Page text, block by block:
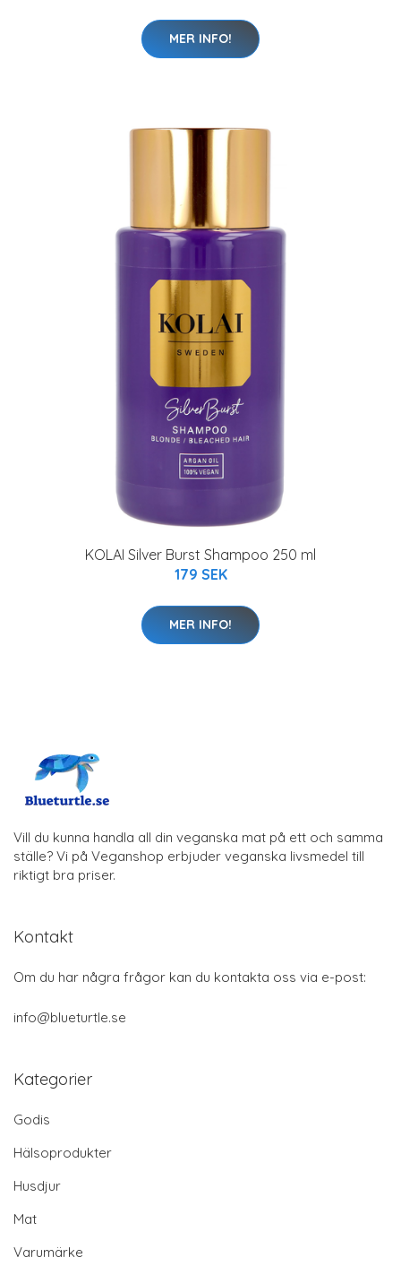
MER INFO!
KOLAI Silver Burst Shampoo 250 ml
179 SEK
MER INFO!
Vill du kunna handla all din veganska mat på ett och samma
ställe? Vi på Veganshop erbjuder veganska livsmedel till
riktigt bra priser.
Kontakt
Om du har några frågor kan du kontakta oss via e-post:
info@blueturtle.se
Kategorier
Godis
Hälsoprodukter
Husdjur
Mat
Varumärke